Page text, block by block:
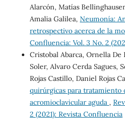
Alarcón, Matías
Amalia Galilea, Neumonía:
retrospectivo acerca de la
Confluencia: Vol. 3 No. 2
Cristobal Abarca, Ornella De
Soler, Alvaro Cerda Sagues,
Rojas Castillo, Daniel Rojas
quirúrgicas para tratamiento
acromioclavicular aguda ,
2 (2021): Revista Confluencia